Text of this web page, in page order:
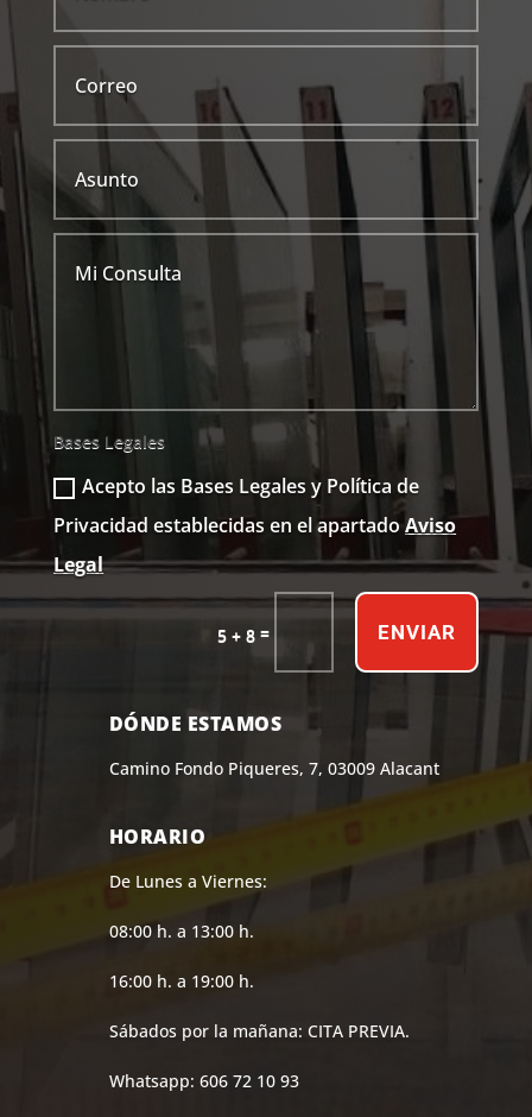
Bases Legales
Acepto las Bases Legales y Política de
Privacidad establecidas en el apartadoAviso
Legal
5 + 8 = ENVIAR
DÓNDE ESTAMOS
Camino Fondo Piqueres, 7, 03009 Alacant
HORARIO
De Lunes a Viernes:
08:00 h. a 13:00 h.
16:00 h. a 19:00 h.
Sábados por la mañana: CITA PREVIA.
Whatsapp: 606 72 10 93